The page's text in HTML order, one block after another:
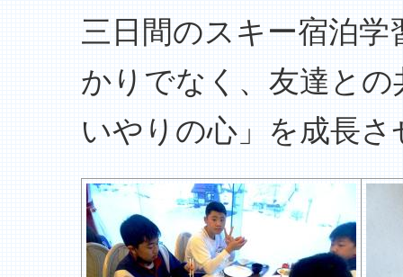
三日間のスキー宿泊
かりでなく、友達と
いやりの心」を成長